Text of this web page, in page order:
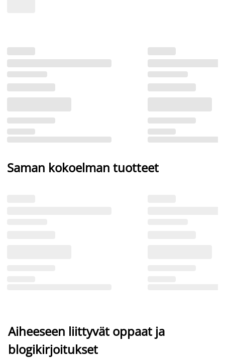
Saman kokoelman tuotteet
Aiheeseen liittyvät oppaat ja
blogikirjoitukset